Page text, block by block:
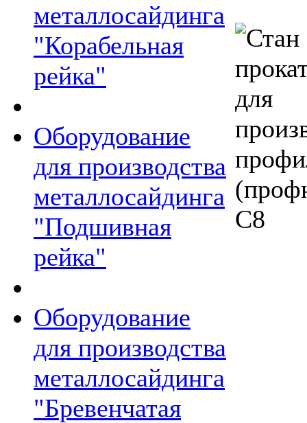
металлосайдинга
"Корабельная
рейка"
Оборудование
для производства
металлосайдинга
"Подшивная
рейка"
Оборудование
для производства
металлосайдинга
"Бревенчатая